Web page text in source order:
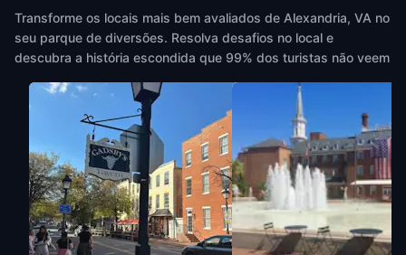
Transforme os locais mais bem avaliados de Alexandria, VA no
seu parque de diversões. Resolva desafios no local e
descubra a história escondida que 99% dos turistas não veem